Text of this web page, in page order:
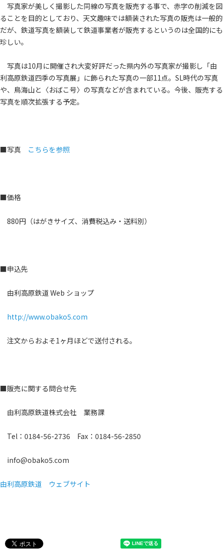
写真家が美しく撮影した同線の写真を販売する事で、赤字の削減を図
ることを目的としており、天文趣味では額装された写真の販売は一般的
だが、鉄道写真を額装して鉄道事業者が販売するというのは全国的にも
珍しい。
写真は10月に開催され大変好評だった県内外の写真家が撮影し「由
利高原鉄道四季の写真展」に飾られた写真の一部11点。SL時代の写真
や、鳥海山と〈おばこ号〉の写真などが含まれている。今後、販売する
写真を順次拡張する予定。
■写真 こちらを参照
■価格
880円（はがきサイズ、消費税込み・送料別）
■申込先
由利高原鉄道 Web ショップ
http://www.obako5.com
注文からおよそ1ヶ月ほどで送付される。
■販売に関する問合せ先
由利高原鉄道株式会社 業務課
Tel：0184-56-2736 Fax：0184-56-2850
info@obako5.com
由利高原鉄道 ウェブサイト